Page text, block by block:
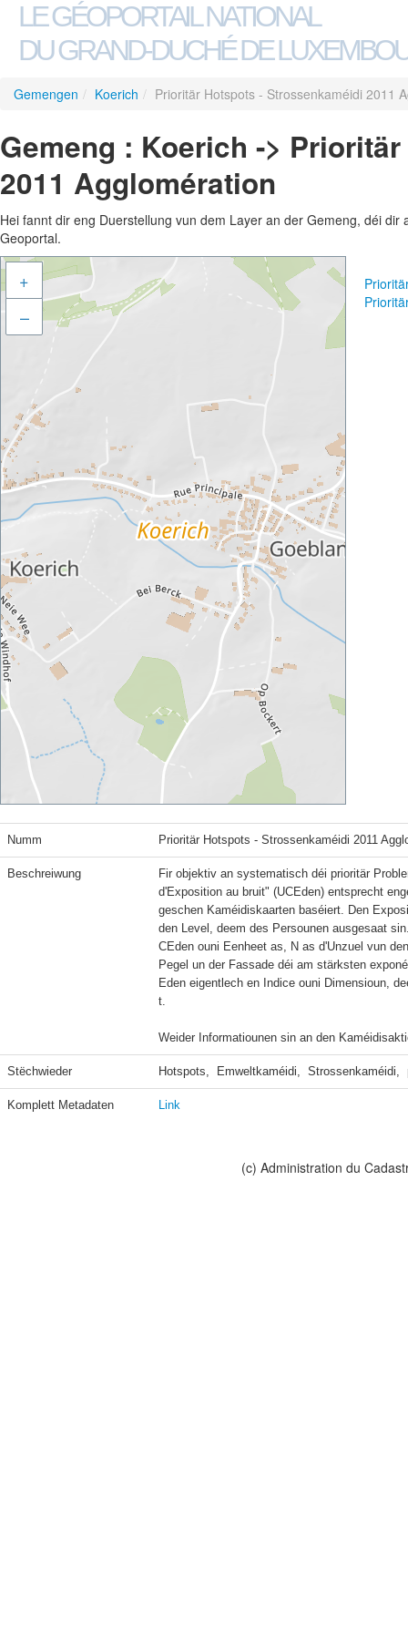
LE GÉOPORTAIL NATIONAL
DU GRAND-DUCHÉ DE
Gemengen / Koerich / Prioritär Hotspots - Strossenkaméidi 2011
Gemeng : Koerich ->
2011 Agglomération
Hei fannt dir eng Duerstellung vun dem Layer an der Gemeng, déi
Geoportal.
+
–
Numm Prioritär Hotspots - Strossenkaméidi 2011
Beschreiwung
Fir objektiv an systematisch déi prioritär
d'Exposition au bruit" (UCEden) entsprecht
geschen Kaméidiskaarten baséiert. Den
den Level, deem des Persounen ausgesaat
CEden ouni Eenheet as, N as d'Unzuel vun
Pegel un der Fassade déi am stärksten
Eden eigentlech en Indice ouni Dimensioun,
t.
Weider Informatiounen sin an den
Stëchwieder Hotspots,  Emweltkaméidi,  Strossenkaméidi,
Komplett Metadaten Link
(c) Administration du